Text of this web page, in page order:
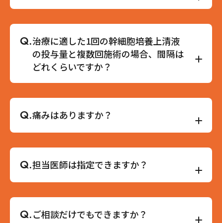
治療をいただくことでより効果実感をいただけま
す。即効性のあるエクソソームの効果として、睡
眠の質が向上した、疲れにくくなった、体が軽く
なった等のご意見をいただいております。
A.幹細胞培養上清液は注射、点滴よる注入の際に、
赤みや腫れ、かゆみなどがあらわれる可能性があ
りますが、このような症状は2〜3日ほどで治まる
ことがほとんどです。幹細胞培養上清液に含まれ
るエクソソームは合成物質ではなく生体分子なの
で安全性の高い治療といわれていますが、下記の
方は治療を受けられない可能性があります。
がんや悪性腫瘍治療中の方、がんを患っている場
をしてから幹細胞培養上清液治療を受けられるか
Q.治療に適した1回の幹細胞培養上清液
の投与量と複数回施術の場合、間隔は
どれくらいですか？
A.1回の幹細胞培養上清液投与量は10ccでも決して
多すぎる量ではありませんが、当院では効果を実
ます。複数回治療を受けられる場合、1週間に複数
回の施術も可能です。詳細はヒアリング時に担当
の先生にご相談ください。
Q.痛みはありますか？
A.笑気麻酔をしますので痛みに弱い方でもお受けい
ただけます。痛みが弱い方は静脈麻酔（眠る麻
ください。
Q.担当医師は指定できますか？
A.予約時に男性医師の指定はできます。基本的に
は、男性医師、男性看護師が対応いたします。女
Q.ご相談だけでもできますか？